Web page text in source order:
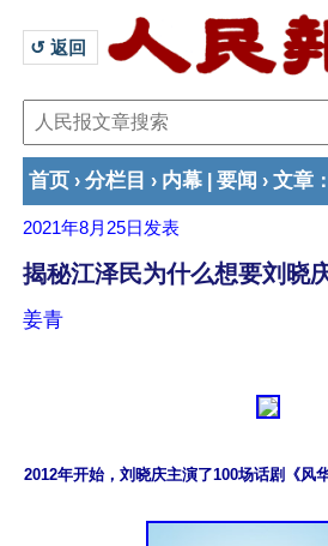
↺ 返回
首页 › 分栏目 › 内幕 要闻 › 文章 ：
2021年8月25日 发表
揭秘江泽民为什么想要刘晓
姜青
2012年开始，刘晓庆主演了100场话剧《风